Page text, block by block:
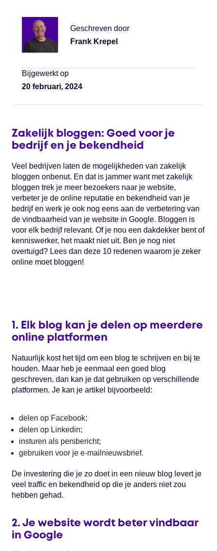
Geschreven door
Frank Krepel
Bijgewerkt op
20 februari, 2024
Zakelijk bloggen: Goed voor je
bedrijf en je bekendheid
Veel bedrijven laten de mogelijkheden van zakelijk
bloggen onbenut. En dat is jammer want met zakelijk
bloggen trek je meer bezoekers naar je website,
verbeter je de online reputatie en bekendheid van je
bedrijf en werk je ook nog eens aan de verbetering van
de vindbaarheid van je website in Google. Bloggen is
voor elk bedrijf relevant. Of je nou een dakdekker bent of
kenniswerker, het maakt niet uit. Ben je nog niet
overtuigd? Lees dan deze 10 redenen waarom je zeker
online moet bloggen!
1. Elk blog kan je delen op meerdere
online platformen
Natuurlijk kost het tijd om een blog te schrijven en bij te
houden. Maar heb je eenmaal een goed blog
geschreven, dan kan je dat gebruiken op verschillende
platformen. Je kan je artikel bijvoorbeeld:
delen op Facebook;
delen op Linkedin;
insturen als persbericht;
gebruiken voor je e-mailnieuwsbrief.
De investering die je zo doet in een nieuw blog levert je
veel traffic en bekendheid op die je anders niet zou
hebben gehad.
2. Je website wordt beter vindbaar
in Google